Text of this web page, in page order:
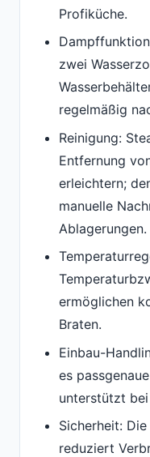
Profiküche.
zwei
regelmäßig
Reinigung:
Entfernung
erleichtern;
manuelle
Ablagerungen.
ermöglichen
Braten.
Einbau-
es
unterstützt
Sicherheit:
reduziert